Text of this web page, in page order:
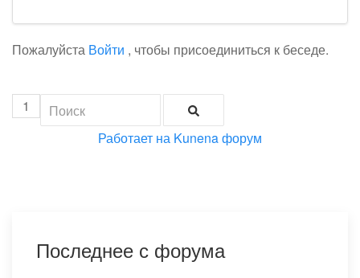
Пожалуйста Войти , чтобы присоединиться к беседе.
1
Работает на Kunena форум
Последнее с форума